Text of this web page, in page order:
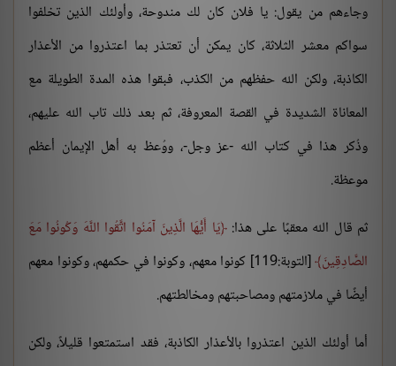
وجاءهم من يقول: يا فلان كان لك مندوحة، وأولئك الذين تخلفوا
سواكم معشر الثلاثة، كان يمكن أن تعتذر بما اعتذروا من الأعذار
الكاذبة، ولكن الله حفظهم من الكذب، فبقوا هذه المدة الطويلة مع
المعاناة الشديدة في القصة المعروفة، ثم بعد ذلك تاب الله عليهم،
وذُكر هذا في كتاب الله -عز وجل-، ووُعظ به أهل الإيمان أعظم
موعظة.
ثم قال الله معقبًا على هذا: يَا أَيُّهَا الَّذِينَ آمَنُوا اتَّقُوا اللَّهَ وَكُونُوا مَعَ
الصَّادِقِينَ
[التوبة:119] كونوا معهم، وكونوا في حكمهم، وكونوا معهم
أيضًا في ملازمتهم ومصاحبتهم ومخالطتهم.
أما أولئك الذين اعتذروا بالأعذار الكاذبة، فقد استمتعوا قليلاً، ولكن